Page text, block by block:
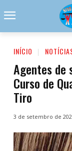
INÍCIO
Agentes de
Curso de
Tiro
3 de setembro de